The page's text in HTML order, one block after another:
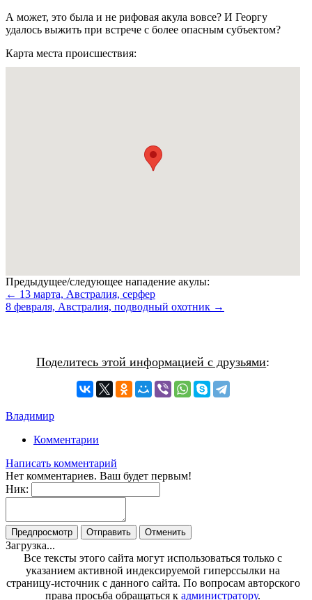
А может, это была и не рифовая акула вовсе? И Георгу
удалось выжить при встрече с более опасным субъектом?
Карта места происшествия:
Предыдущее/следующее нападение акулы:
← 13 марта, Австралия, серфер
8 февраля, Австралия, подводный охотник →
Поделитесь этой информацией с друзьями:
Владимир
Комментарии
Написать комментарий
Нет комментариев. Ваш будет первым!
Ник:
Загрузка...
Все тексты этого сайта могут использоваться только с
указанием активной индексируемой гиперссылки на
страницу-источник с данного сайта. По вопросам авторского
права просьба обращаться кадминистратору.